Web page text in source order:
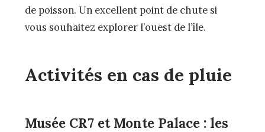
de poisson. Un excellent point de chute si
vous souhaitez explorer l’ouest de l’île.
Activités en cas de pluie
Musée CR7 et Monte Palace : les